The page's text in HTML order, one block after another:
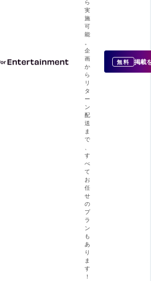
ら
実
施
可
能
。
企
画
か
ら
リ
タ
ー
ン
配
送
ま
で
、
す
べ
て
お
任
せ
の
プ
ラ
ン
も
あ
り
ま
す
！
無料 掲載